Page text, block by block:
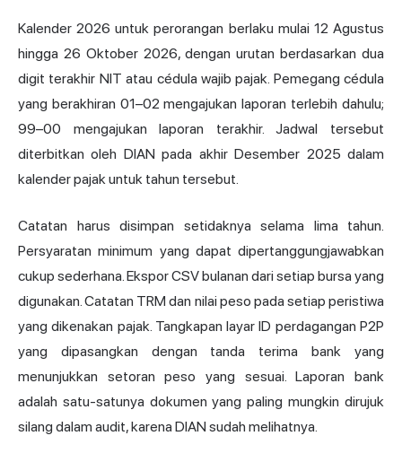
Kalender 2026 untuk perorangan berlaku mulai 12 Agustus
hingga 26 Oktober 2026, dengan urutan berdasarkan dua
digit terakhir NIT atau cédula wajib pajak. Pemegang cédula
yang berakhiran 01–02 mengajukan laporan terlebih dahulu;
99–00 mengajukan laporan terakhir. Jadwal tersebut
diterbitkan oleh DIAN pada akhir Desember 2025 dalam
kalender pajak untuk tahun tersebut.
Catatan harus disimpan setidaknya selama lima tahun.
Persyaratan minimum yang dapat dipertanggungjawabkan
cukup sederhana. Ekspor CSV bulanan dari setiap bursa yang
digunakan. Catatan TRM dan nilai peso pada setiap peristiwa
yang dikenakan pajak. Tangkapan layar ID perdagangan P2P
yang dipasangkan dengan tanda terima bank yang
menunjukkan setoran peso yang sesuai. Laporan bank
adalah satu-satunya dokumen yang paling mungkin dirujuk
silang dalam audit, karena DIAN sudah melihatnya.